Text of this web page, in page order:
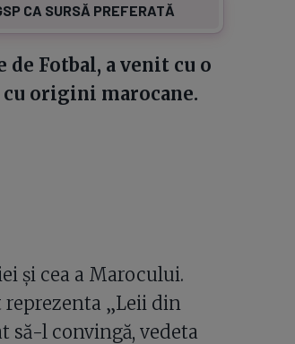
CA SURSĂ PREFERATĂ
Fotbal, a venit cu o
cu origini marocane.
și cea a Marocului.
„Leii din
să-l convingă, vedeta